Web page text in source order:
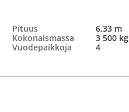
Pituus
6,33 m
Kokonaismassa
3 500 kg
Vuodepaikkoja
4